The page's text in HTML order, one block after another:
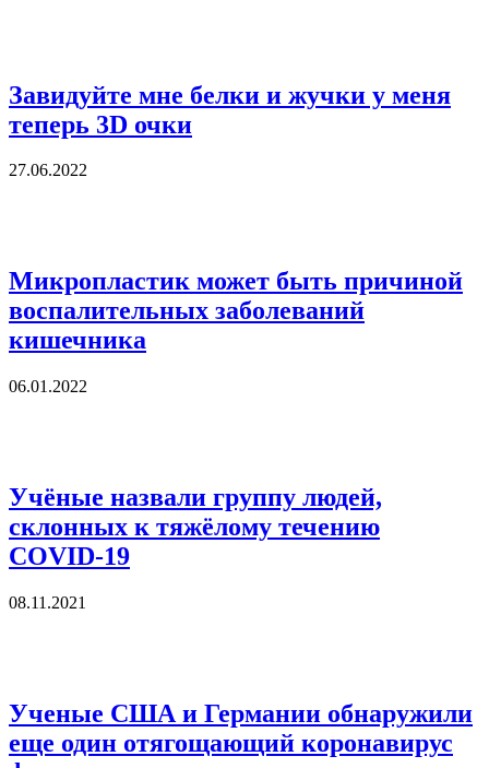
Завидуйте мне белки и жучки у меня
теперь 3D очки
27.06.2022
Микропластик может быть причиной
воспалительных заболеваний
кишечника
06.01.2022
Учёные назвали группу людей,
склонных к тяжёлому течению
COVID-19
08.11.2021
Ученые США и Германии обнаружили
еще один отягощающий коронавирус